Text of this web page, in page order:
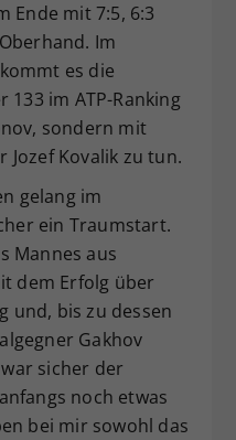
Ende mit 7:5, 6:3
Im
es die
im ATP-Ranking
sondern mit
Jozef Kovalik zu tun.
gelang im
ein Traumstart.
Mannes aus
dem Erfolg über
und, bis zu dessen
Gakhov
sicher der
noch etwas
bei mir sowohl das